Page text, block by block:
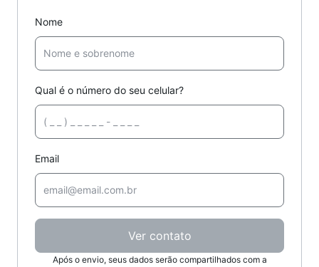
Nome
Qual é o número do seu celular?
Email
Ver contato
Após o envio, seus dados serão compartilhados com a